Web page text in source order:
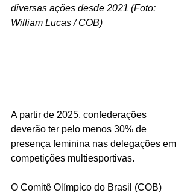
diversas ações desde 2021 (Foto:
William Lucas / COB)
A partir de 2025, confederações
deverão ter pelo menos 30% de
presença feminina nas delegações em
competições multiesportivas.
O Comitê Olímpico do Brasil (COB)